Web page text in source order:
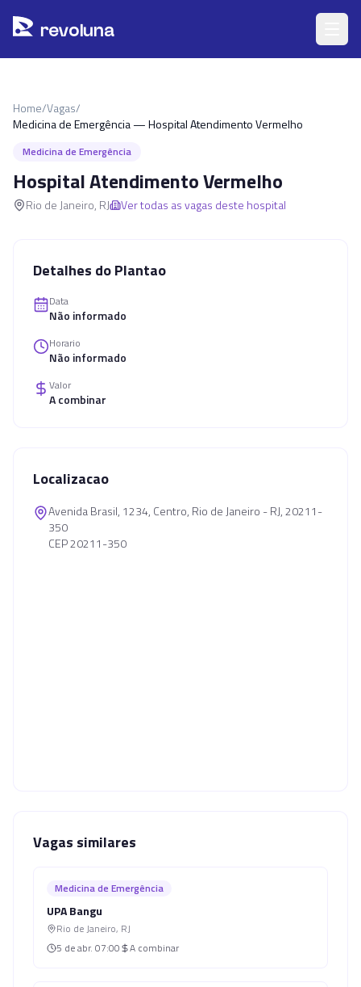
revoluna
Home/Vagas/
Medicina de Emergência — Hospital Atendimento Vermelho
Medicina de Emergência
Hospital Atendimento Vermelho
Rio de Janeiro, RJ Ver todas as vagas deste hospital
Detalhes do Plantao
Data
Não informado
Horario
Não informado
Valor
A combinar
Localizacao
Avenida Brasil, 1234, Centro, Rio de Janeiro - RJ, 20211-
350
CEP 20211-350
Vagas similares
Medicina de Emergência
UPA Bangu
Rio de Janeiro, RJ
5 de abr. 07:00 A combinar